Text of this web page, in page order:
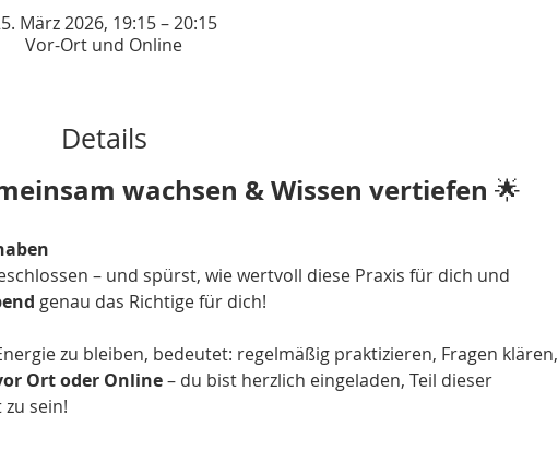
März 2026, 19:15 – 20:15
Vor-Ort und Online
Details
wachsen & Wissen vertiefen 🌟
– und spürst, wie wertvoll diese Praxis für dich und
genau das Richtige für dich!
zu bleiben, bedeutet: regelmäßig praktizieren, Fragen klären,
Ort oder Online – du bist herzlich eingeladen, Teil dieser
sein!